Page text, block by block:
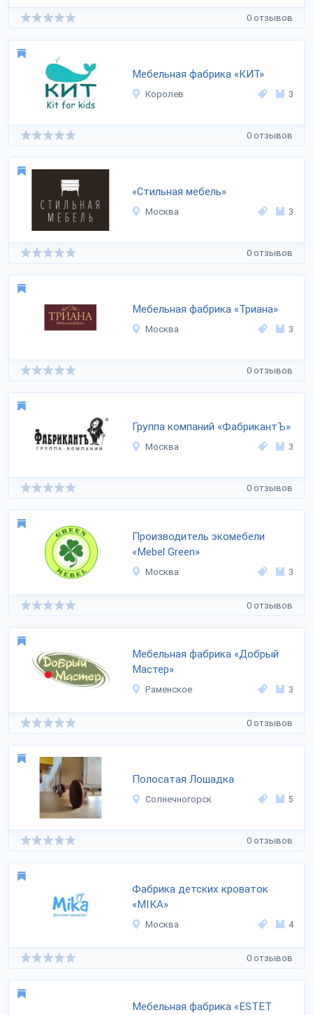
0 отзывов
Мебельная фабрика «КИТ»
Королев 3
0 отзывов
«Стильная мебель»
Москва 3
0 отзывов
Мебельная фабрика «Триана»
Москва 3
0 отзывов
Группа компаний «ФабрикантЪ»
Москва 3
0 отзывов
Производитель экомебели
«Mebel Green»
Москва 3
0 отзывов
Мебельная фабрика «Добрый
Мастер»
Раменское 3
0 отзывов
Полосатая Лошадка
Солнечногорск 5
0 отзывов
Фабрика детских кроваток
«MIKA»
Москва 4
0 отзывов
Мебельная фабрика «ESTET